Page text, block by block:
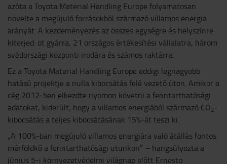
azóta a Toyota Material Handling Europe folyamatosan
növelte a megújuló forrásokból származó villamos energia
arányát. A kezdeményezés az összes egységre és helyszínre
kiterjed: öt gyárra, 21 országos értékesítési vállalatra, három
svédországi központi irodára és számos raktárra.
Ez a Toyota Material Handling Europe eddigi legnagyobb
hatású projektje a nulla kibocsátás felé vezető úton. Amikor a
cég 2012-ben elkezdte nyomon követni a fenntarthatósági
adatokat, kiderült, hogy a villamos energiából származó CO2-
kibocsátás a teljes kibocsátásának 15%-át teszi ki.
„A 100%-ban megújuló villamos energiára való átállás fontos
mérföldkő a fenntarthatósági utunkon” – hangsúlyozta a
június 5-i környezetvédelmi világnap előtt Ernesto